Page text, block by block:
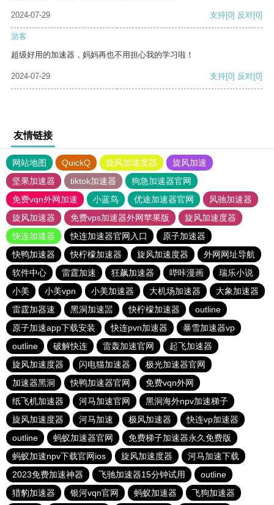
2024-07-29 支持[0] 反对[0]
游客
超级好用的加速器，妈妈再也不用担心我的学习啦！
2024-07-29 支持[0] 反对[0]
友情链接
网站地图 QuickQ 旋风加速度器
旋风加速
坚果加速器
tiktok加速器
狗急加速器官网
免费vqn外网加速
小蓝鸟 优途加速器官网
风驰加速器
旋风加速器
免费vps加速器外网苹果版
旋风加速度器
快连加速器
快连加速器官网入口
原子加速器
快鸭加速器
快柠檬加速器 旋风加速度器
外网网址导航
软件中心
雷霆加速 狂飙加速器 哔咔漫画
瑞乐小说
小美
小美vpn 小美加速器 大机场加速器
大象加速器
雷霆加器速
黑洞加速噐 快柠檬加速器
outline
原子加速app下载安装
快连pvn加速器
暴雪加速器vp
outline
破解快连 雷轰加速官网
起飞加速器
旋风加速度器
闪电猫加速器
极光加速器官网
加速器黑洞
快鸭加速器官网
免费vqn外网
纸飞机加速器
河马加速官网
黑洞海外npv加速梯子
旋风加速度器
河马加速 极风加速器
快连vp加速器
outline
蚂蚁加速器官网
免费梯子加速器永久免费版
蚂蚁加速npv下载官网ios
旋风加速度器
河马加速下载
2023免费加速神器
飞驰加速器15分钟试用
outline
猎豹加速器
银河vqn官网 蚂蚁加速器 飞狗加速器